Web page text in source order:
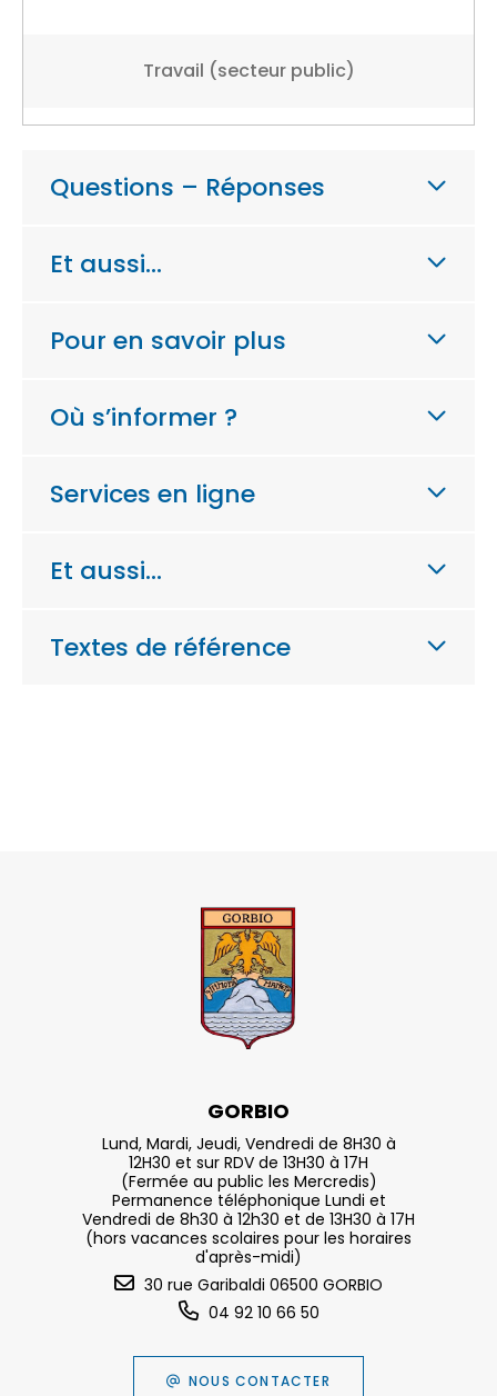
Travail (secteur public)
Questions – Réponses
Et aussi…
Pour en savoir plus
Où s’informer ?
Services en ligne
Et aussi…
Textes de référence
GORBIO
Lund, Mardi, Jeudi, Vendredi de 8H30 à
12H30 et sur RDV de 13H30 à 17H
(Fermée au public les Mercredis)
Permanence téléphonique Lundi et
Vendredi de 8h30 à 12h30 et de 13H30 à 17H
(hors vacances scolaires pour les horaires
d'après-midi)
30 rue Garibaldi 06500 GORBIO
04 92 10 66 50
NOUS CONTACTER